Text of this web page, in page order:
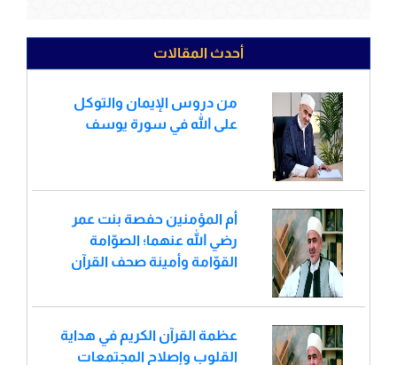
أحدث المقالات
من دروس الإيمان والتوكل
على الله في سورة يوسف
أم المؤمنين حفصة بنت عمر
رضي الله عنهما؛ الصوّامة
القوّامة وأمينة صحف القرآن
عظمة القرآن الكريم في هداية
القلوب وإصلاح المجتمعات